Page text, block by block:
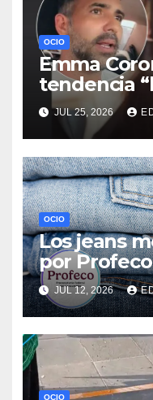
OCIO
Emma
tendencia
triple”; esto
“El Chapo”
JUL 25, 2026
OCIO
Los jeans
por
decoloran
muchas
JUL 12, 2026
OCIO